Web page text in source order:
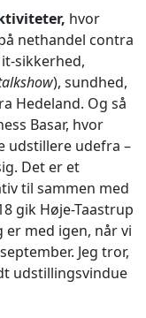
hvor
nethandel contra
sikkerhed,
), sundhed,
Hedeland. Og så
Basar, hvor
udstillere udefra –
Det er et
til sammen med
gik Høje-Taastrup
med igen, når vi
Jeg tror,
udstillingsvindue